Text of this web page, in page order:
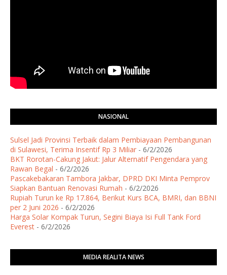
NASIONAL
Sulsel Jadi Provinsi Terbaik dalam Pembiayaan Pembangunan
di Sulawesi, Terima Insentif Rp 3 Miliar - 6/2/2026
BKT Rorotan-Cakung Jakut: Jalur Alternatif Pengendara yang
Rawan Begal - 6/2/2026
Pascakebakaran Tambora Jakbar, DPRD DKI Minta Pemprov
Siapkan Bantuan Renovasi Rumah - 6/2/2026
Rupiah Turun ke Rp 17.864, Berikut Kurs BCA, BMRI, dan BBNI
per 2 Juni 2026 - 6/2/2026
Harga Solar Kompak Turun, Segini Biaya Isi Full Tank Ford
Everest - 6/2/2026
MEDIA REALITA NEWS